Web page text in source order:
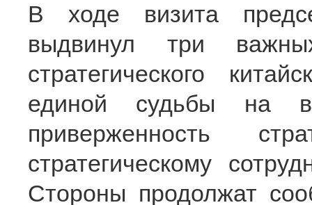
В ходе визита
выдвинул три
стратегического
единой судьбы на
приверженность
стратегическому
Стороны продолжат